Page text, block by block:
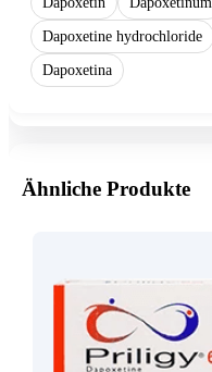
Dapoxetine hydrochloride
Dapoxetina
Ähnliche Produkte